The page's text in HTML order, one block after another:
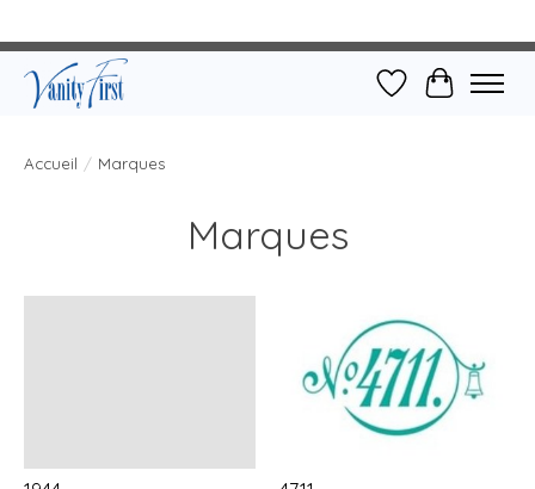
Liste dePanier
Accueil / Marques
Marques